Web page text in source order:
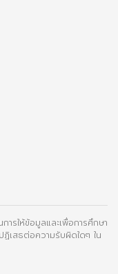
รให้ข้อมูลและเพื่อการศึกษา
เสธต่อความรับผิดใดๆ ใน